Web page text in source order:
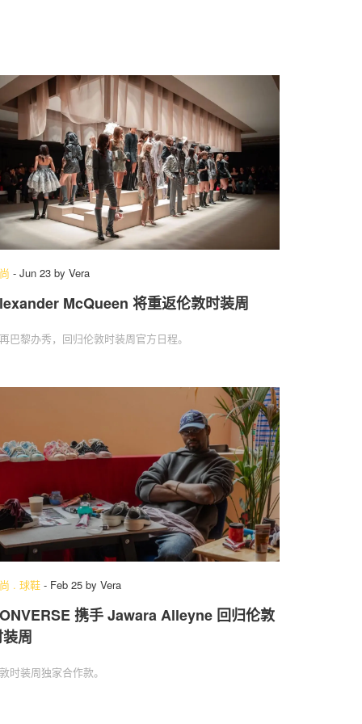
- Jun 23 by Vera
McQueen 将重返伦敦时装周
巴黎办秀，回归伦敦时装周官方日程。
. 球鞋 - Feb 25 by Vera
携手 Jawara Alleyne 回归伦敦
周
时装周独家合作款。